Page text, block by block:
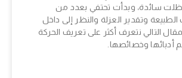
ظلت سائدة، وبدأت تحتفي بعدد من
وتقدير العزلة والنظر إلى داخل
التالي نتعرف أكثر على تعريف الحركة
أدبائها وخصائصها.